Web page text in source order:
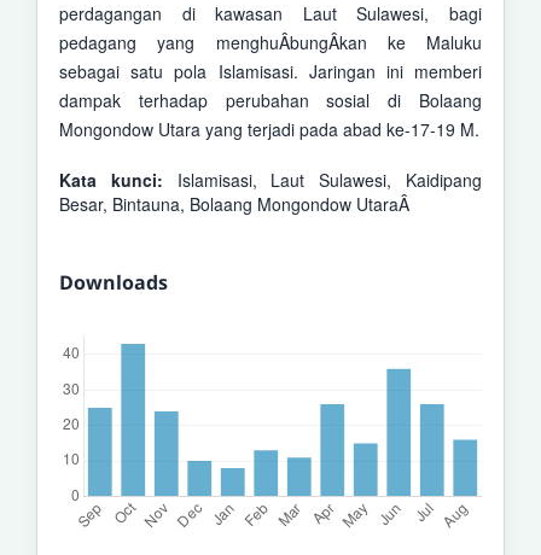
perdagangan di kawasan Laut Sulawesi, bagi
pedagang yang menghuÂ­bungÂ­kan ke Maluku
sebagai satu pola Islamisasi. Jaringan ini memberi
dampak terhadap perubahan sosial di Bolaang
Mongondow Utara yang terjadi pada abad ke-17-19 M.
Kata kunci: Islamisasi, Laut Sulawesi, Kaidipang
Besar, Bintauna, Bolaang Mongondow UtaraÂ
Downloads